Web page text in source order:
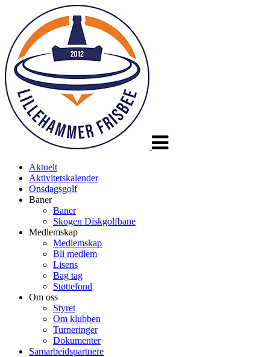
Aktuelt
Aktivitetskalender
Onsdagsgolf
Baner
Baner
Skogen Diskgolfbane
Medlemskap
Medlemskap
Bli medlem
Lisens
Bag tag
Støttefond
Om oss
Styret
Om klubben
Turneringer
Dokumenter
Samarbeidspartnere